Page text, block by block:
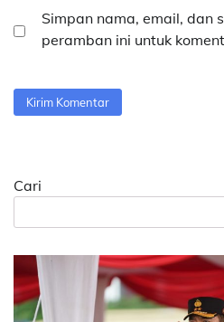
Simpan nama, email, dan
peramban ini untuk
Cari